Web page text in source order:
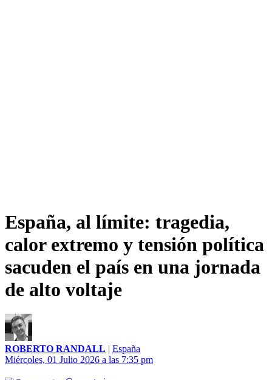
España, al límite: tragedia,
calor extremo y tensión política
sacuden el país en una jornada
de alto voltaje
ROBERTO RANDALL | España
Miércoles, 01 Julio 2026 a las 7:35 pm